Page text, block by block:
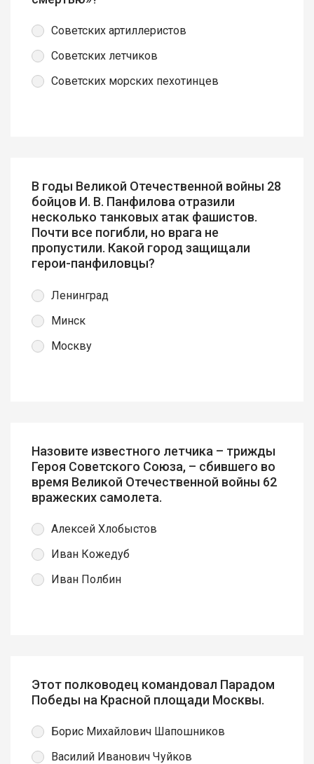
Советских артиллеристов
Советских летчиков
Советских морских пехотинцев
В годы Великой Отечественной войны 28
бойцов И. В. Панфилова отразили
несколько танковых атак фашистов.
Почти все погибли, но врага не
пропустили. Какой город защищали
герои-панфиловцы?
Ленинград
Минск
Москву
Назовите известного летчика – трижды
Героя Советского Союза, – сбившего во
время Великой Отечественной войны 62
вражеских самолета.
Алексей Хлобыстов
Иван Кожедуб
Иван Полбин
Этот полководец командовал Парадом
Победы на Красной площади Москвы.
Борис Михайлович Шапошников
Василий Иванович Чуйков